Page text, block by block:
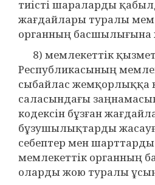
тиісті шараларды
жағдайлары туралы
органның басшылығына
8) мемлекеттік
Республикасының
сыбайлас жемқорлыққа
саласындағы
кодексін бұзған
бұзушылықтарды
себептер мен
мемлекеттік органның
оларды жою туралы